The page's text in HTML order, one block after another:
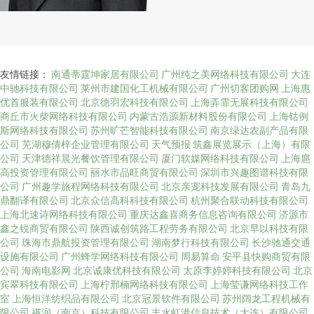
友情链接： 南通蒂霆坤家居有限公司 广州纯之美网络科技有限公司 大连
中驰科技有限公司 莱州市建国化工机械有限公司 广州切客团购网 上海惠
优首服装有限公司 北京德羽宏科技有限公司
上海弄霏无展科技有限公司
商丘市火柴网络科技有限公司 内蒙古浩源新材料股份有限公司
上海钴例
斯网络科技有限公司 苏州旷芒智能科技有限公司 南京绿达农副产品有限
公司 芜湖穆倩梓企业管理有限公司 天气预报 筑鑫展览展示（上海）有限
公司 天津德祥晨光餐饮管理有限公司 厦门软媒网络科技有限公司
上海扈
高投资管理有限公司 丽水市品旺商贸有限公司 深圳市兴趣图谱科技有限
公司 广州趣学旅程网络科技有限公司 北京亲宠科技发展有限公司 青岛九
鼎翻译有限公司 北京众信高科科技有限公司 杭州聚合联动科技有限公司
上海北速诗网络科技有限公司 重庆达鑫喜商务信息咨询有限公司 济源市
鑫之锐商贸有限公司 陕西诚创筑路工程劳务有限公司 北京早以科技有限
公司 珠海市鼎航投资管理有限公司 湖南梦行科技有限公司 长沙驰通交通
设施有限公司 广州蜂学网络科技有限公司 周易算命 安平县快购商贸有限
公司 海南电影网 北京诚康优科技有限公司 太原李婷婷科技有限公司 北京
宾翠科技有限公司
上海柠邢楠网络科技有限公司
上海莹谦网络科技工作
室 上海恒洋纺织品有限公司 北京冠景软件有限公司 苏州阔龙工程机械有